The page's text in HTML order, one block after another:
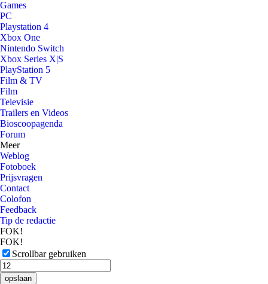
Games
PC
Playstation 4
Xbox One
Nintendo Switch
Xbox Series X|S
PlayStation 5
Film & TV
Film
Televisie
Trailers en Videos
Bioscoopagenda
Forum
Meer
Weblog
Fotoboek
Prijsvragen
Contact
Colofon
Feedback
Tip de redactie
FOK!
FOK!
Scrollbar gebruiken
opslaan